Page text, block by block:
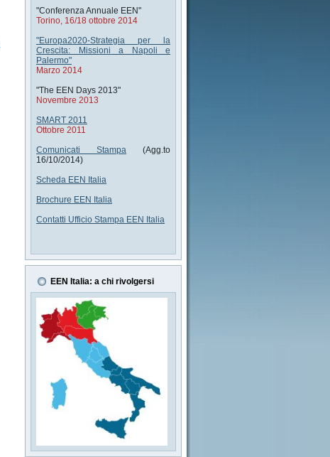
"Conferenza Annuale EEN"
Torino, 16/18 ottobre 2014
"Europa2020-Strategia per la
Crescita: Missioni a Napoli e
Palermo"
Marzo 2014
"The EEN Days 2013"
Novembre 2013
SMART 2011
Ottobre 2011
Comunicati Stampa (Agg.to
16/10/2014)
Scheda EEN Italia
Brochure EEN Italia
Contatti Ufficio Stampa EEN Italia
EEN Italia: a chi rivolgersi